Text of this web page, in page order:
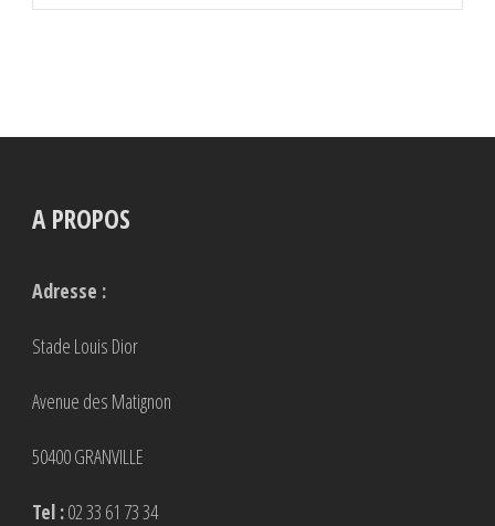
A PROPOS
Adresse :
Stade Louis Dior
Avenue des Matignon
50400 GRANVILLE
Tel :02 33 61 73 34